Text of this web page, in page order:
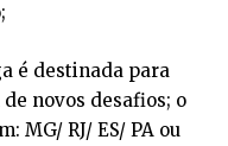
é destinada para
novos desafios; o
MG/ RJ/ ES/ PA ou